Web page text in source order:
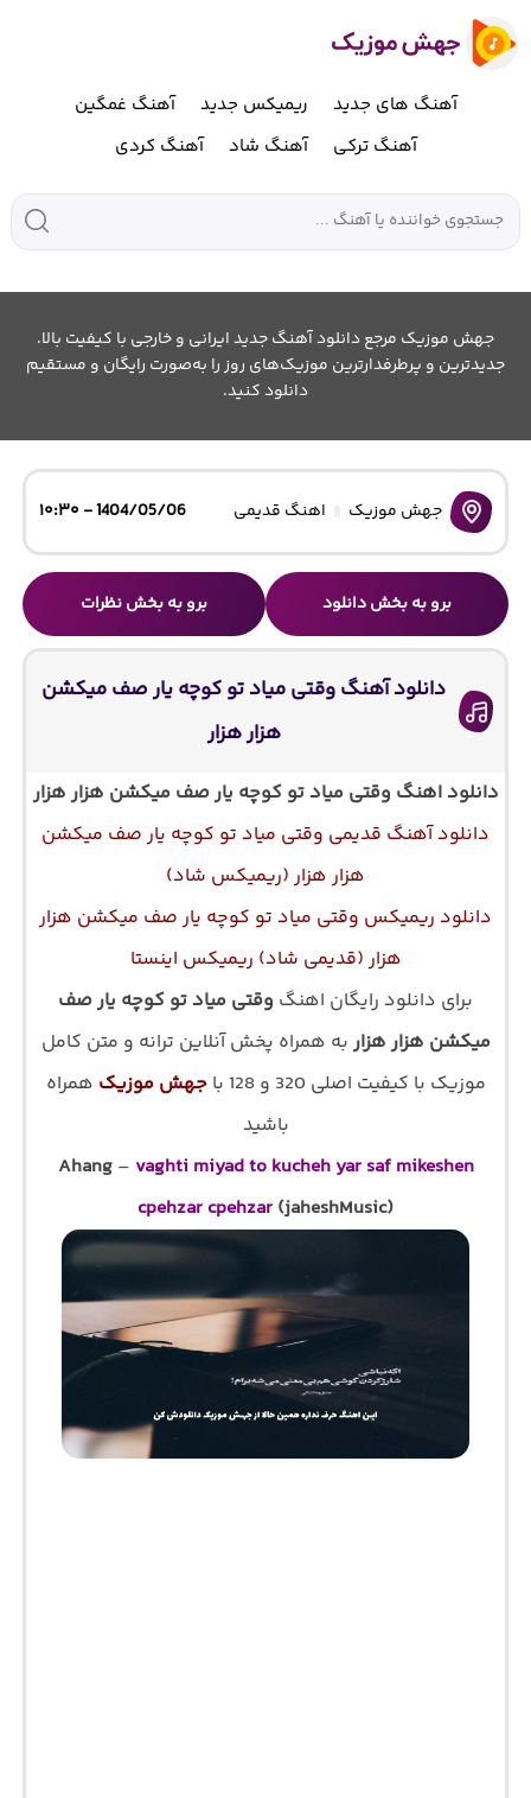
آهنگ های جدید ریمیکس جدید
آهنگ غمگین
آهنگ ترکی
آهنگ شاد آهنگ کردی
جهش موزیک مرجع دانلود آهنگ جدید ایرانی و خارجی با کیفیت بالا.
جدیدترین و پرطرفدارترین موزیک‌های روز را به‌صورت رایگان و مستقیم
دانلود کنید.
جهش موزیک اهنگ قدیمی 1404/05/06 - ۱۰:۳۰
برو به بخش دانلود برو به بخش نظرات
دانلود آهنگ وقتی میاد تو کوچه یار صف میکشن
هزار هزار
دانلود اهنگ وقتی میاد تو کوچه یار صف میکشن هزار هزار
دانلود آهنگ قدیمی وقتی میاد تو کوچه یار صف میکشن
هزار هزار (ریمیکس شاد)
دانلود ریمیکس وقتی میاد تو کوچه یار صف میکشن هزار
هزار (قدیمی شاد) ریمیکس اینستا
برای دانلود رایگان اهنگ وقتی میاد تو کوچه یار صف
میکشن هزار هزار به همراه پخش آنلاین ترانه و متن کامل
موزیک با کیفیت اصلی 320 و 128 با
جهش موزیک همراه
باشید
Ahang – vaghti miyad to kucheh yar saf mikeshen
cpehzar cpehzar (jaheshMusic)